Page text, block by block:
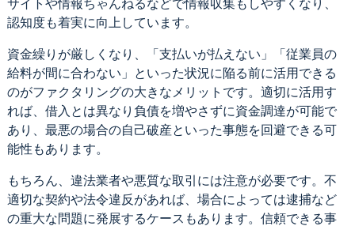
サイトや情報ちゃんねるなどで情報収集もしやすくなり、
認知度も着実に向上しています。
資金繰りが厳しくなり、「支払いが払えない」「従業員の
給料が間に合わない」といった状況に陥る前に活用できる
のがファクタリングの大きなメリットです。適切に活用す
れば、借入とは異なり負債を増やさずに資金調達が可能で
あり、最悪の場合の自己破産といった事態を回避できる可
能性もあります。
もちろん、違法業者や悪質な取引には注意が必要です。不
適切な契約や法令違反があれば、場合によっては逮捕など
の重大な問題に発展するケースもあります。信頼できる事